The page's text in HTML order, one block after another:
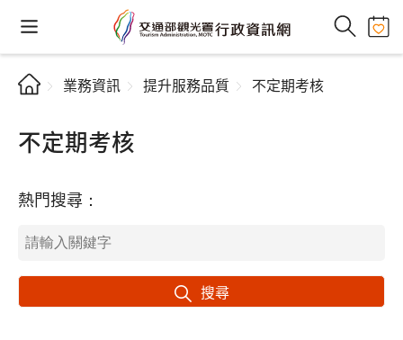
業務資訊 提升服務品質 不定期考核
不定期考核
熱門搜尋：
搜尋